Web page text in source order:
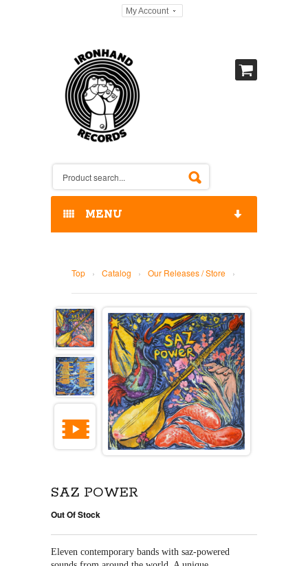
My Account
MENU
Top › Catalog › Our Releases / Store ›
SAZ POWER
Out Of Stock
Eleven contemporary bands with saz-powered